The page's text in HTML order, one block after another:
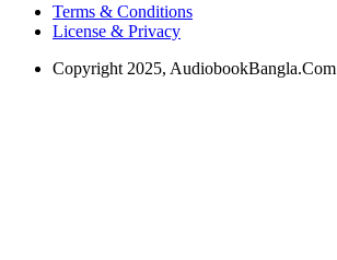
Terms & Conditions
License & Privacy
Copyright 2025, AudiobookBangla.Com